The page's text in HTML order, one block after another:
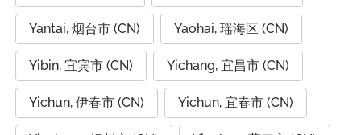
Yantai, 烟台市 (CN) Yaohai, 瑶海区 (CN)
Yibin, 宜宾市 (CN) Yichang, 宜昌市 (CN)
Yichun, 伊春市 (CN) Yichun, 宜春市 (CN)